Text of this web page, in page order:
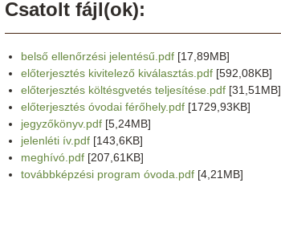
Csatolt fájl(ok):
belső ellenőrzési jelentésű.pdf [17,89MB]
előterjesztés kivitelező kiválasztás.pdf [592,08KB]
előterjesztés költésgvetés teljesítése.pdf [31,51MB]
előterjesztés óvodai férőhely.pdf [1729,93KB]
jegyzőkönyv.pdf [5,24MB]
jelenléti ív.pdf [143,6KB]
meghívó.pdf [207,61KB]
továbbképzési program óvoda.pdf [4,21MB]